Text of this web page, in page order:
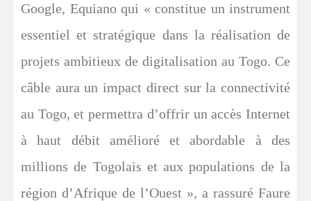
Google, Equiano qui « constitue un instrument
essentiel et stratégique dans la réalisation de
projets ambitieux de digitalisation au Togo. Ce
câble aura un impact direct sur la connectivité
au Togo, et permettra d’offrir un accès Internet
à haut débit amélioré et abordable à des
millions de Togolais et aux populations de la
région d’Afrique de l’Ouest », a rassuré Faure